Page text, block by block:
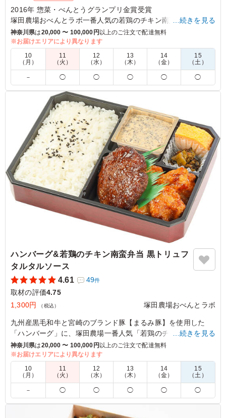
2016年 惣菜・べんとうグランプリ金賞受賞
塚田農場おべんとラボ一番人気の若鶏のチキン南蛮弁当。TV各
局にも多数お届け！リピート率90%！？
※卵の仕入れが厳しいため、塚だま玉子焼きが他の副菜になる
場合ございます。
5.0 読売テレビ放送株式会社
王道のチキン南蛮は、やはりどこでも人気が高く、すぐに
なくなりました！ 安定の美味しさで冷めてもおいしく食
べられるため、味も見た目も好評でした！ 低価格で満足
感もあるため、また注文したいと思います。
ご利用シーン： ロケ・撮影 ›取材
東京都渋谷区恵比寿2026/02/13
…続きを見る
神奈川県は20,000 〜 100,000円以上のご注文で配達無料
※お届けエリアにより異なります
10
（月）
11
（火）
12
（水）
13
（木）
14
（金）
15
（土）
－ ◯ ◯ ◯ ◯ ◯
ハンバーグ&若鶏のチキン南蛮弁当 黒トリュフ
タルタルソース
4.61
49件
取材の評価4.75
1,300円
（税込） 塚田農場おべんとラボ
九州産黒毛和牛と宮崎のブランド豚【まるみ豚】を使用した
「ハンバーグ」に、塚田農場一番人気「若鶏のチキン南蛮」の
豪華な組み合わせ。
芳醇な香りをまとった黒トリュフタルタルソースは、チキン南
蛮はもちろん、ハンバーグとも相性抜群。
たっぷりと付けてお召し上がり下さい。
4.5 読売テレビ放送株式会社
トリュフソースが豪華で気になり、注文いたしました。
…続きを見る
神奈川県は20,000 〜 100,000円 以上のご注文で配達無料
※お届けエリアにより異なります
10
（月）
11
（火）
12
（水）
13
（木）
14
（金）
15
（土）
－ ◯ ◯ ◯ ◯ ◯